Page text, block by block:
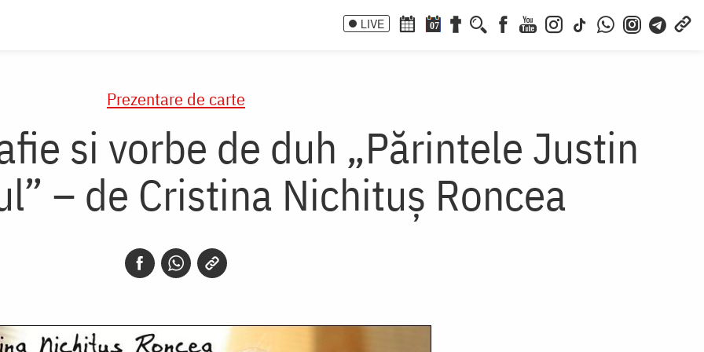
LIVE 07
Prezentare de carte
si vorbe de duh „Părintele Justin
– de Cristina Nichituș Roncea